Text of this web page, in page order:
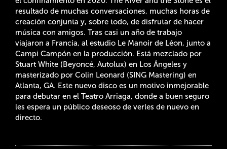
resultado de muchas conversaciones, muchas horas de
creación conjunta y, sobre todo, de disfrutar de hacer
música con amigos. Tras casi un año de trabajo
viajaron a Francia, al estudio Le Manoir de Léon, junto a
Campi Campón en la producción. Está mezclado por
Stuart White (Beyoncé, Autolux) en Los Ángeles y
masterizado por Colin Leonard (SING Mastering) en
Atlanta, GA. Este nuevo disco es un motivo inmejorable
para debutar en el Teatro Arriaga, donde a buen seguro
les espera un público deseoso de verles de nuevo en
directo.